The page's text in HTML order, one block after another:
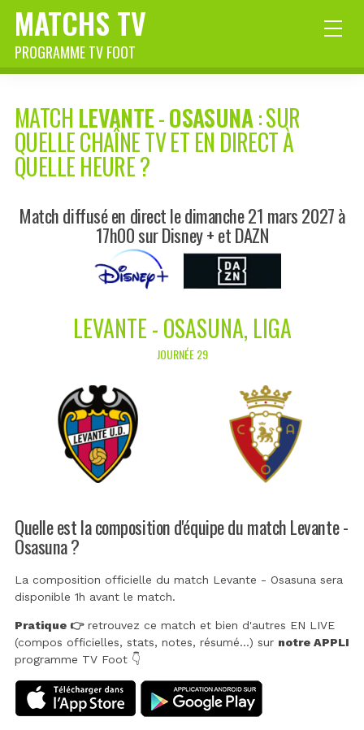
MATCHS TV
PROGRAMME TV FOOT
MATCH LEVANTE-OSASUNA: SUR
QUELLE CHAÎNE TV ET EN DIRECT À
QUELLE HEURE ?
Match diffusé en direct le dimanche 21 mars 2027 à
17h00 sur Disney + et DAZN
LEVANTE - OSASUNA, LIGA
JOURNÉE 29
Quelle est la composition d'équipe du match Levante -
Osasuna ?
La composition officielle du match Levante - Osasuna sera
disponible 1h avant le match.
Pratique 👉retrouvez ce match et bien d'autres EN LIVE
(compos officielles, stats, notes, résumé...) sur notre APPLI
programme TV Foot 👇